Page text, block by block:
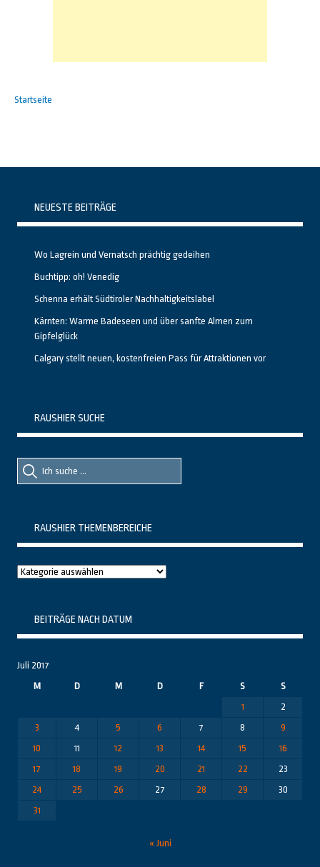
Startseite
NEUESTE BEITRÄGE
Wo Lagrein und Vernatsch prächtig gedeihen
Buchtipp: oh! Venedig
Schenna erhält Südtiroler Nachhaltigkeitslabel
Kärnten: Warme Badeseen und über sanfte Almen zum
Gipfelglück
Calgary stellt neuen, kostenfreien Pass für Attraktionen vor
RAUSHIER SUCHE
Suche
nach::
Suche
nach:
RAUSHIER THEMENBEREICHE
Raushier
BEITRÄGE NACH DATUM
Juli 2017
M
D M D F S
S
1
2
3
4 5 6 7 8
9
10
11 12 13 14 15
16
17
18 19 20 21 22
23
24
25 26 27 28 29
30
31
« Juni